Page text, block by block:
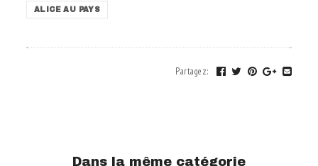
ALICE AU PAYS
Partagez:
Dans la même catégorie